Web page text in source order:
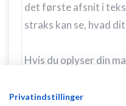
det første afsnit i
straks kan se, hvad
Hvis du oplyser din
skærmprint af
måske se hvad
Privatindstillinger